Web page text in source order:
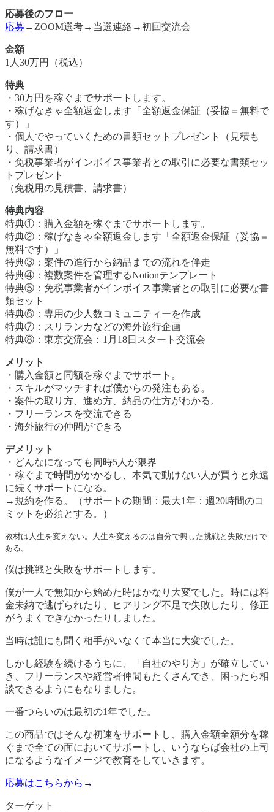
応募後のフロー
応募 →ZOOM選考→当選連絡→初回交流会
金額
1人30万円（税込）
特典
・30万円を稼ぐまでサポートします。
・稼げなきゃ全額返金します「全額返金保証（妥協＝無料で
す）」
・個人でやっていくための書類セットプレゼント（見積も
り、請求書）
・免税事業者がインボイス事業者との取引に必要な書類セッ
トプレゼント
（免税用の見積書、請求書）
特典内容
特典①：購入金額を稼ぐまでサポートします。
特典②：稼げなきゃ全額返金します「全額返金保証（妥協＝
無料です）」
特典③：案件の進行から納品までの流れを伴走
特典④：複数案件を管理するNotionテンプレート
特典⑤：免税事業者がインボイス事業者との取引に必要な書
類セット
特典⑥：専用の少人数コミュニティーを作成
特典⑦：スリランカなどの海外旅行企画
特典⑧：東京交流会：1月18日スタート交流会
メリット
・購入金額と同額を稼ぐまでサポート。
・スキルがマッチすれば僕からの発注もある。
・案件の取り方、進め方、納品の仕方がわかる。
・フリーランスを交流できる
・海外旅行の仲間ができる
デメリット
・どんなになっても同時5人が限界
・稼ぐまで時間がかかるし、本気で動けない人が買うと永遠
に続くサポートになる。
→規約を作る。（サポートの期間：最大1年：週20時間のコ
ミットを必須とする。）
教材は人生を変えない。人生を変えるのは自分で興した挑戦と失敗だけで
ある。
僕は挑戦と失敗をサポートします。
僕が一人で無知から始めた時はかなり大変でした。時には料
金未納で逃げられたり、ヒアリング不足で失敗したり、修正
がうまくできなかったりしました。
当時は誰にも聞く相手がいなくて本当に大変でした。
しかし経験を続けるうちに、「自社のやり方」が確立してい
き、フリーランスや経営者仲間もたくさんでき、困ったら相
談できるようにもなりました。
一番つらいのは最初の1年でした。
この商品ではそんな初速をサポートし、購入金額全額分を稼
ぐまで全ての面においてサポートし、いうならば会社の上司
になるようなイメージで教育をしていきます。
応募はこちらから→
ターゲット